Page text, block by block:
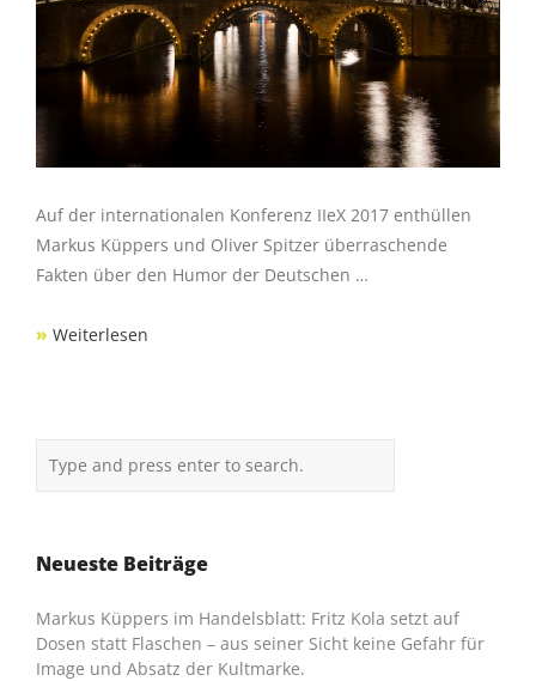
Auf der internationalen Konferenz IIeX 2017 enthüllen
Markus Küppers und Oliver Spitzer überraschende
Fakten über den Humor der Deutschen …
» Weiterlesen
Neueste Beiträge
Markus Küppers im Handelsblatt: Fritz Kola setzt auf
Dosen statt Flaschen – aus seiner Sicht keine Gefahr für
Image und Absatz der Kultmarke.